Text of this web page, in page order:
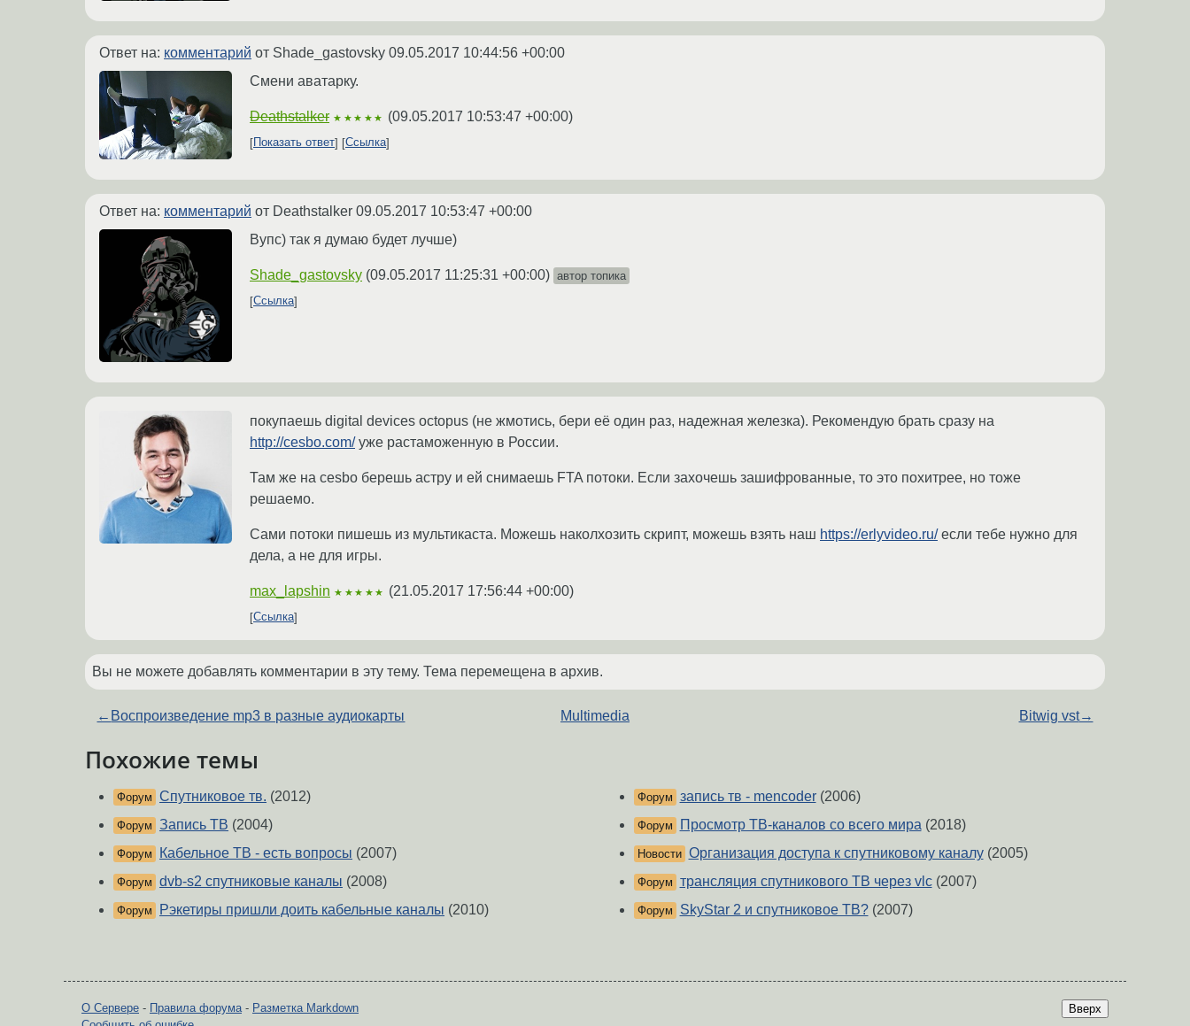
Ответ на: комментарий от Shade_gastovsky 09.05.2017 10:44:56 +00:00
Смени аватарку.
Deathstalker ★★★★★ (09.05.2017 10:53:47 +00:00)
Показать ответ Ссылка
Ответ на: комментарий от Deathstalker 09.05.2017 10:53:47 +00:00
Вупс) так я думаю будет лучше)
Shade_gastovsky (09.05.2017 11:25:31 +00:00) автор топика
Ссылка
покупаешь digital devices octopus (не жмотись, бери её один раз, надежная железка). Рекомендую брать сразу на
http://cesbo.com/уже растаможенную в России.
Там же на cesbo берешь астру и ей снимаешь FTA потоки. Если захочешь зашифрованные, то это похитрее, но тоже
решаемо.
Сами потоки пишешь из мультикаста. Можешь наколхозить скрипт, можешь взять наш https://erlyvideo.ru/если тебе нужно для
дела, а не для игры.
max_lapshin ★★★★★ (21.05.2017 17:56:44 +00:00)
Ссылка
Вы не можете добавлять комментарии в эту тему. Тема перемещена в архив.
← Воспроизведение mp3 в разные аудиокарты Multimedia Bitwig vst→
Похожие темы
Форум Спутниковое тв. (2012)
Форум Запись ТВ (2004)
Форум Кабельное ТВ - есть вопросы (2007)
Форум dvb-s2 спутниковые каналы (2008)
Форум Рэкетиры пришли доить кабельные каналы (2010)
Форум запись тв - mencoder(2006)
Форум Просмотр ТВ-каналов со всего мира(2018)
Новости Организация доступа к спутниковому каналу(2005)
Форум трансляция спутникового ТВ через vlc(2007)
Форум SkyStar 2 и спутниковое ТВ?(2007)
Вверх
О Сервере - Правила форума- Разметка Markdown